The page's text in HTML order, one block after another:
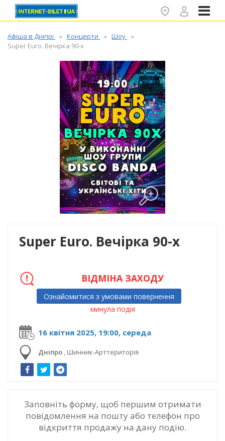
Афіша в Дніпрі Концерти
Шоу
Super Euro. Вечірка 90-х
Super Euro. Вечірка 90-х
16 квітня 2025, 19:00, середа
Дніпро , Шинник-Арттериторія
ВІДМІНА ЗАХОДУ
Ознайомитися з умовами повернення
минула подія
Заповніть форму, щоб першим отримати
повідомлення на пошту або телефон про
відкриття продажу на дану подію.